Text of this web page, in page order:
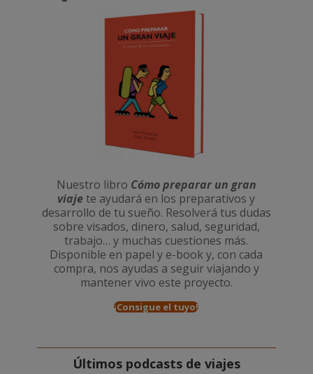
Nuestro libro Cómo preparar un gran
viajete ayudará en los preparativos y
desarrollo de tu sueño. Resolverá tus dudas
sobre visados, dinero, salud, seguridad,
trabajo… y muchas cuestiones más.
Disponible en papel y e-book y, con cada
compra, nos ayudas a seguir viajando y
mantener vivo este proyecto.
¡Consigue el tuyo!
Últimos podcasts de viajes